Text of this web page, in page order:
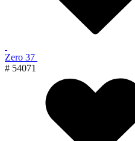
Zero 37
# 54071